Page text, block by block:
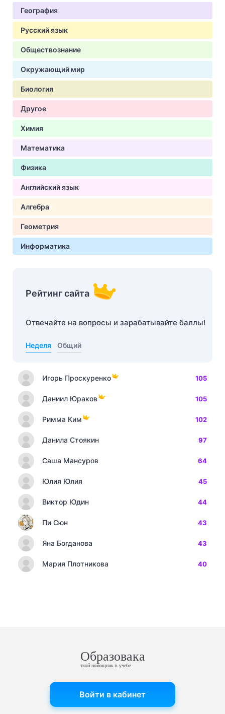
География
Русский язык
Обществознание
Окружающий мир
Биология
Другое
Химия
Математика
Физика
Английский язык
Алгебра
Геометрия
Информатика
Рейтинг сайта
Отвечайте на вопросы и зарабатывайте баллы!
Неделя Общий
Игорь Проскуренко 105
Даниил Юраков 105
Римма Ким 102
Данила Стоякин 97
Саша Мансуров 64
Юлия Юлия 45
Виктор Юдин 44
Пи Сюн 43
Яна Богданова 43
Мария Плотникова 40
Образовака
твой помощник в учебе
Войти в кабинет